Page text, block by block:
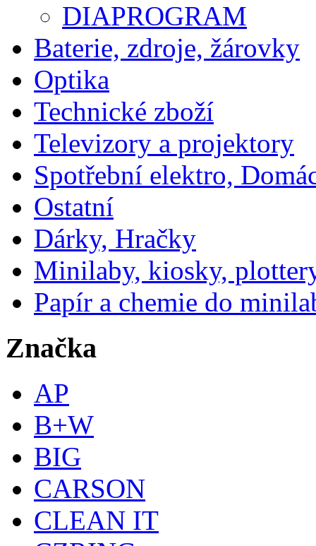
DIAPROGRAM
Baterie, zdroje, žárovky
Optika
Technické zboží
Televizory a projektory
Spotřební elektro,
Ostatní
Dárky, Hračky
Minilaby, kiosky,
Papír a chemie do
Značka
AP
B+W
BIG
CARSON
CLEAN IT